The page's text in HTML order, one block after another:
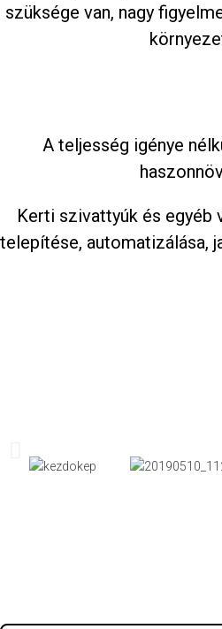
szüksége van, nagy
A teljesség igénye
Kerti szivattyúk és egyéb
telepítése, automatizálása,